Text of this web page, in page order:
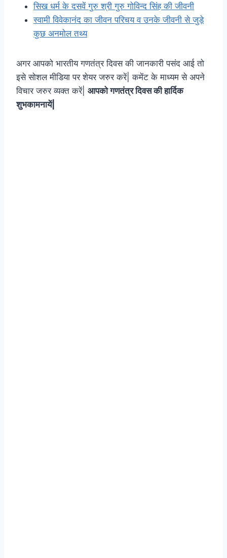
सिख धर्म के दसवें गुरु श्री गुरु गोविन्द सिंह की जीवनी
स्वामी विवेकानंद का जीवन परिचय व उनके जीवनी से जुड़े
कुछ अनमोल तथ्य
अगर आपको भारतीय गणतंत्र दिवस की जानकारी पसंद आई तो
इसे सोशल मीडिया पर शेयर जरुर करें| कमेंट के माध्यम से अपने
विचार जरुर व्यक्त करें| आपको गणतंत्र दिवस की हार्दिक
शुभकामनायें|